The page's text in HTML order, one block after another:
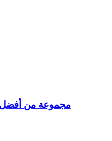
مجموعة من أفضل 10 ألعاب الجوال 2023